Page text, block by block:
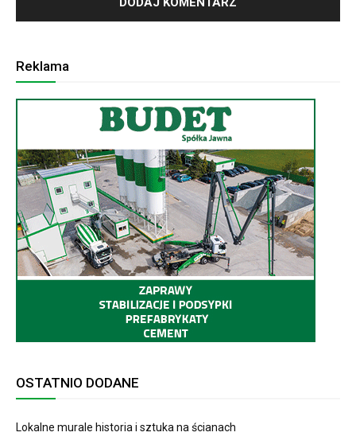
Reklama
OSTATNIO DODANE
Lokalne murale historia i sztuka na ścianach